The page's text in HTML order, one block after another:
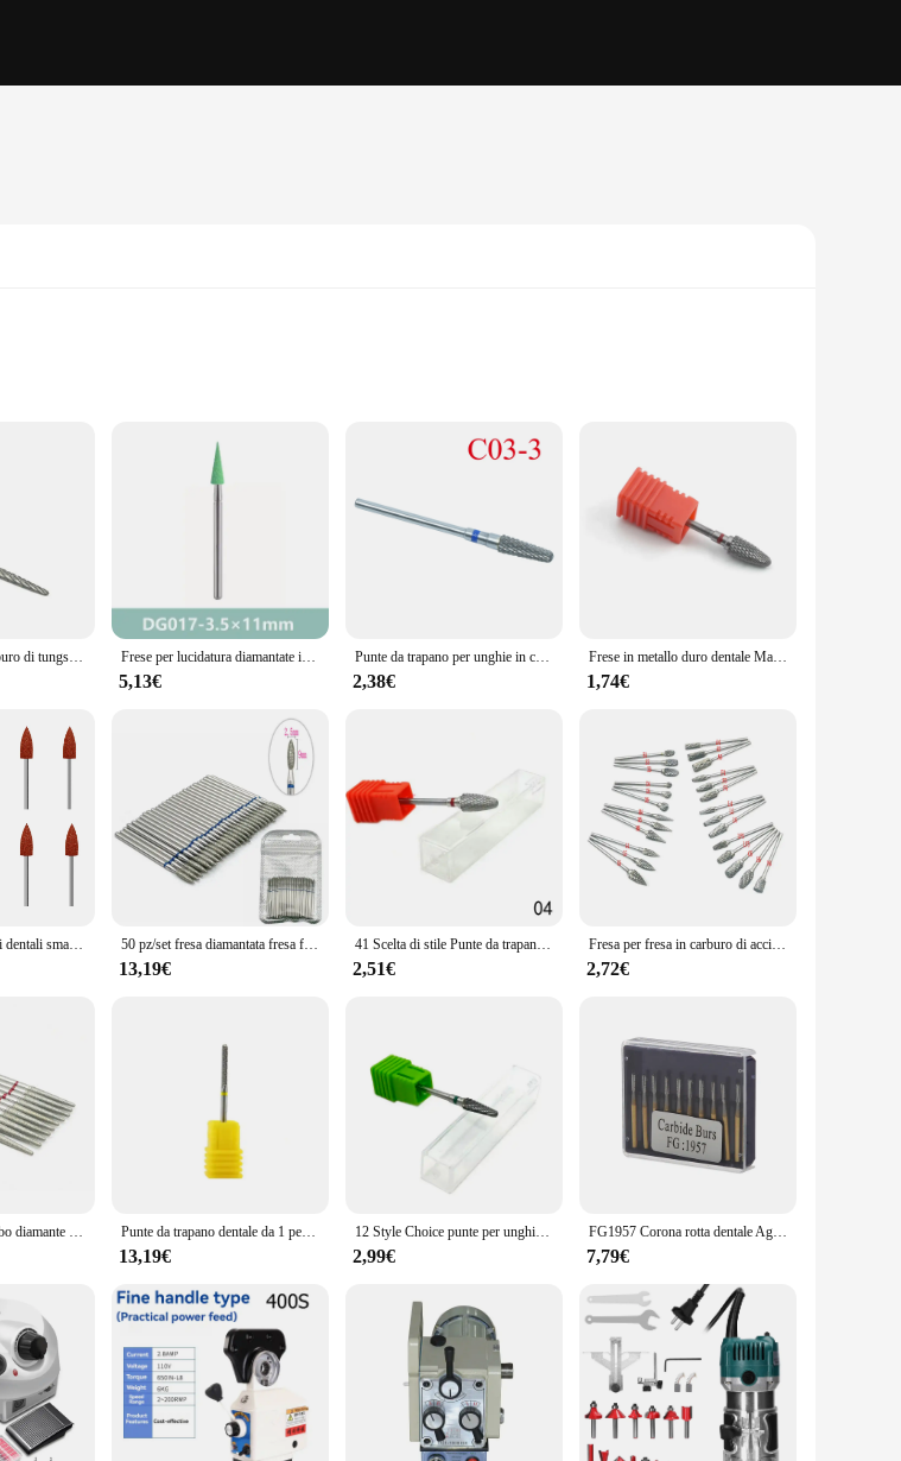
of dental professionals and hygienists. Crafted from high-grade stainless steel, these dental tools are not
design of the handles provides a comfortable grip, reducing hand fatigue during prolonged use. The tools
hygiene for patients.
a wide range of needs. The compact and lightweight design makes these tools easy to handle and maneuver,
that you have the right instrument for every dental cleaning scenario, from general hygiene to more
tools accessible to both professionals and individuals seeking quality dental care.
every cleaning task, from general hygiene to more specialized procedures. These dental tools are not only
to any dental care routine.
Kit taglierina in carburo di tungsteno 1Pc frese in carburo dentale per rimuovere e lucidare materiali odontoiatrici 10 tipi opzionali Frese per lucidatura diamantate in ceramica dentale Pietre diamantate Zirconia Odontoiatria Rettifica Taglierina Punte da laboratorio dentale Utensili rotanti
5,13€
Punte da trapano per unghie in carburo di tungsteno dentale Macchina da taglio Lima per manicure Punta da trapano per unghie in carburo e frese dentali Strumenti Laboratorio per dentisti
2,38€
Frese in metallo duro dentale Manipolo Gambo da 2,35 mm Trapano da laboratorio per fragole Frese in acciaio al tungsteno Lima per manicure per unghie Strumento dentale
1,74€
10 pz/lotto strumenti dentali smalto per denti lucidatrice in gomma siliconica laboratorio trapano per unghie fresa manipolo accessorio per rettificatrice 50 pz/set fresa diamantata fresa fresa fresa frese molatura dentale lucidatura lucidatrice punte per trapano trapano 2.35mm gambo
13,19€
41 Scelta di stile Punte da trapano per unghie in carburo di tungsteno Macchina per taglierina per unghie Lima per unghie Manicure Punta da trapano per unghie in carburo e frese dentali
2,51€
Fresa per fresa in carburo di acciaio al tungsteno con gambo da 2.35mm fresa per utensili rotanti con taglio a doppio diamante strumenti per lucidatura dentale rotante
2,72€
10pcs 2.35mm gambo diamante rettifica fresa trapano trapano rotante rettifica dentale frese per lucidatura dentale punte per trapano Punte da trapano dentale da 1 pezzo Taglierina in carburo di tungsteno. HP 8000 giri/min Taglio affilato Strumento di laboratorio di odontoiatria durevole e preciso per il tecnico
13,19€
12 Style Choice punte per unghie in carburo di tungsteno frese dentali in carburo di tungsteno tagliaunghie lima per unghie Manicure in carburo
2,99€
FG1957 Corona rotta dentale Ago Frese per lucidatura dentale Maniglia endodontica placcata in oro Frese in metallo duro dentale Lucidatura di finitura
7,79€